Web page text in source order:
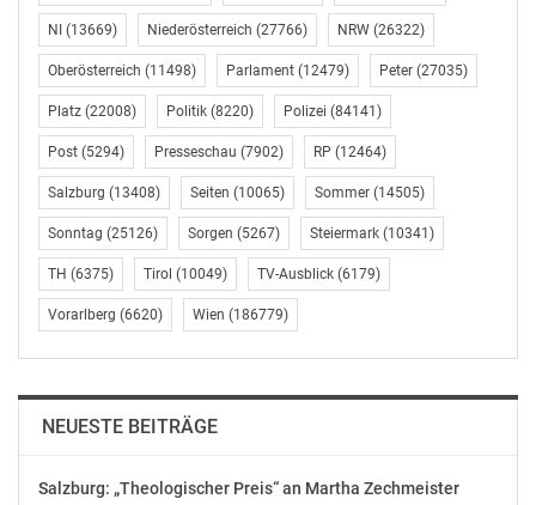
Volkspartei Niederösterreich
E-Mail: presse@vpnoe.at
Website: https://vpnoe.at
OTS-ORIGINALTEXT PRESSEAUSSENDUNG UNTER
AUSSCHLIESSLICHER INHALTLICHER VERANTWORTUNG
DES AUSSENDERS. www.ots.at
© Copyright APA-OTS Originaltext-Service GmbH und
der jeweilige Aussender
Gefällt mir:
NI (13669) Niederösterreich (27766) NRW (26322)
Oberösterreich (11498) Parlament (12479) Peter (27035)
Platz (22008) Politik (8220) Polizei (84141)
Post (5294) Presseschau (7902) RP (12464)
Salzburg (13408) Seiten (10065) Sommer (14505)
Sonntag (25126) Sorgen (5267) Steiermark (10341)
TH (6375) Tirol (10049) TV-Ausblick (6179)
Vorarlberg (6620) Wien (186779)
NEUESTE BEITRÄGE
Salzburg: „Theologischer Preis“ an Martha Zechmeister